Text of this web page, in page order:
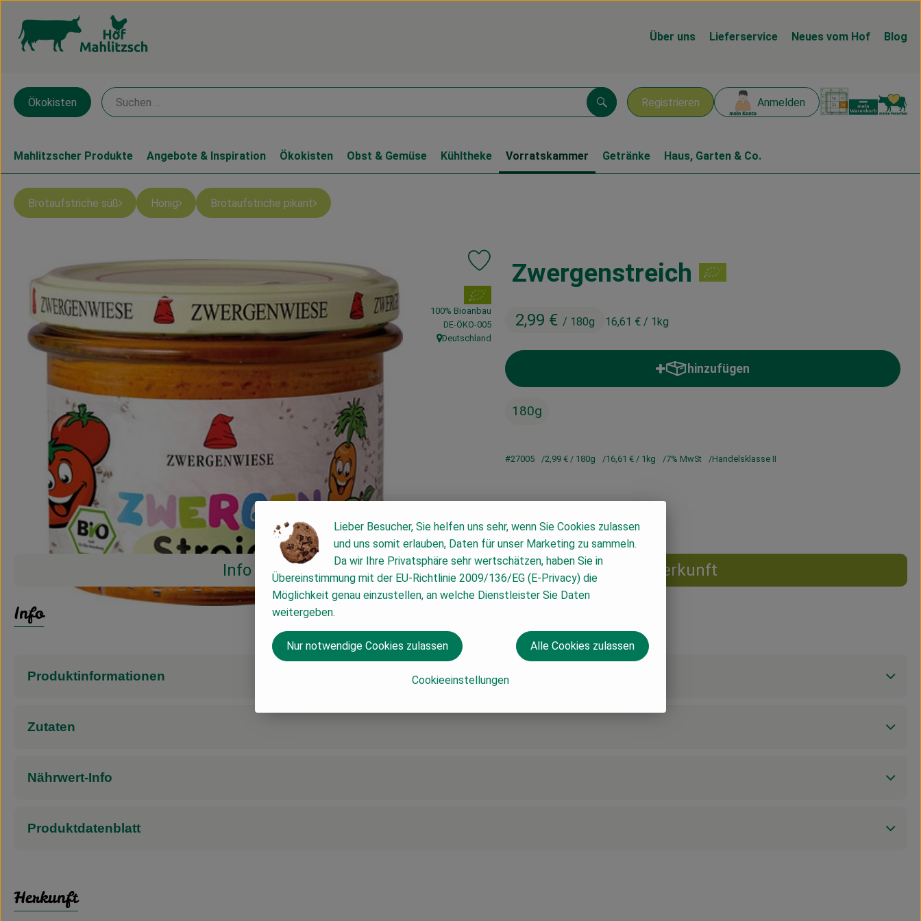
Über uns Lieferservice Neues vom Hof Blog
Registrieren Anmelden
Suchen
Ökokisten
Mahlitzscher Produkte Angebote & Inspiration Ökokisten Obst & Gemüse Kühltheke Vorratskammer Getränke Haus, Garten & Co.
Brotaufstriche süß Honig Brotaufstriche pikant
Zwergenstreich
2,99 € / 180g 16,61 € / 1kg
Produkt zu Favouriten hinzufügen
, Verband:
100% Bioanbau
, Kontrollstelle:
DE-ÖKO-005
, Herkunft:
Deutschland
hinzufügen
Produkt zum Warenkorb hinzufügen
180g
#27005 2,99 € / 180g 16,61 € / 1kg 7% MwSt Handelsklasse II
Info Herkunft
Info
Produktinformationen
Zutaten
Nährwert-Info
Produktdatenblatt
Herkunft
Lieber Besucher, Sie helfen uns sehr, wenn Sie Cookies zulassen
und uns somit erlauben, Daten für unser Marketing zu sammeln.
Da wir Ihre Privatsphäre sehr wertschätzen, haben Sie in
Übereinstimmung mit der EU-Richtlinie 2009/136/EG (E-Privacy) die
Möglichkeit genau einzustellen, an welche Dienstleister Sie Daten
weitergeben.
Cookieeinstellungen
Nur notwendige Cookies zulassen Alle Cookies zulassen